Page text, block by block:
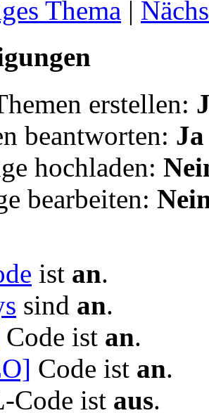
Thema |
erstellen:
beantworten: Ja
hochladen:
bearbeiten:
ist an.
sind an.
Code ist an.
Code ist an.
Code ist aus.